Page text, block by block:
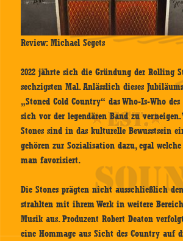
Review: Michael Segets
2022 jährte sich die Gründung der Rolling
sechzigsten Mal. Anlässlich dieses
„Stoned Cold Country“ das Who-Is-Who
sich vor der legendären Band zu verneigen.
Stones sind in das kulturelle Bewusstsein
gehören zur Sozialisation dazu, egal
man favorisiert.
Die Stones prägten nicht ausschließlich
strahlten mit ihrem Werk in weitere
Musik aus. Produzent Robert Deaton
eine Hommage aus Sicht des Country auf